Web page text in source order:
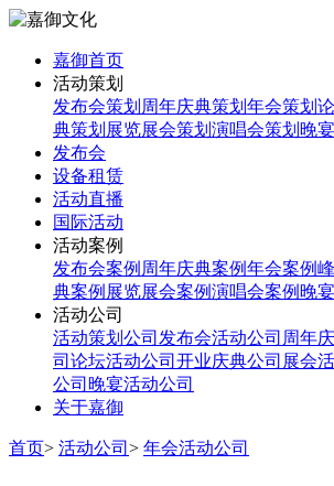
嘉御首页
活动策划
发布会策划 周年庆典策划 年会策划
典策划 展览展会策划 演唱会策划 晚
发布会
设备租赁
活动直播
国际活动
活动案例
发布会案例 周年庆典案例年会案例
典案例 展览展会案例演唱会案例 晚
活动公司
活动策划公司 发布会活动公司 周年
司 论坛活动公司 开业庆典公司 展会
公司 晚宴活动公司
关于嘉御
首页> 活动公司 > 年会活动公司